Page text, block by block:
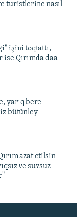
turistlerine nasıl
işini toqtattı,
Qırımda daa
yarıq bere
bütünley
azat etilsin
ve suvsuz